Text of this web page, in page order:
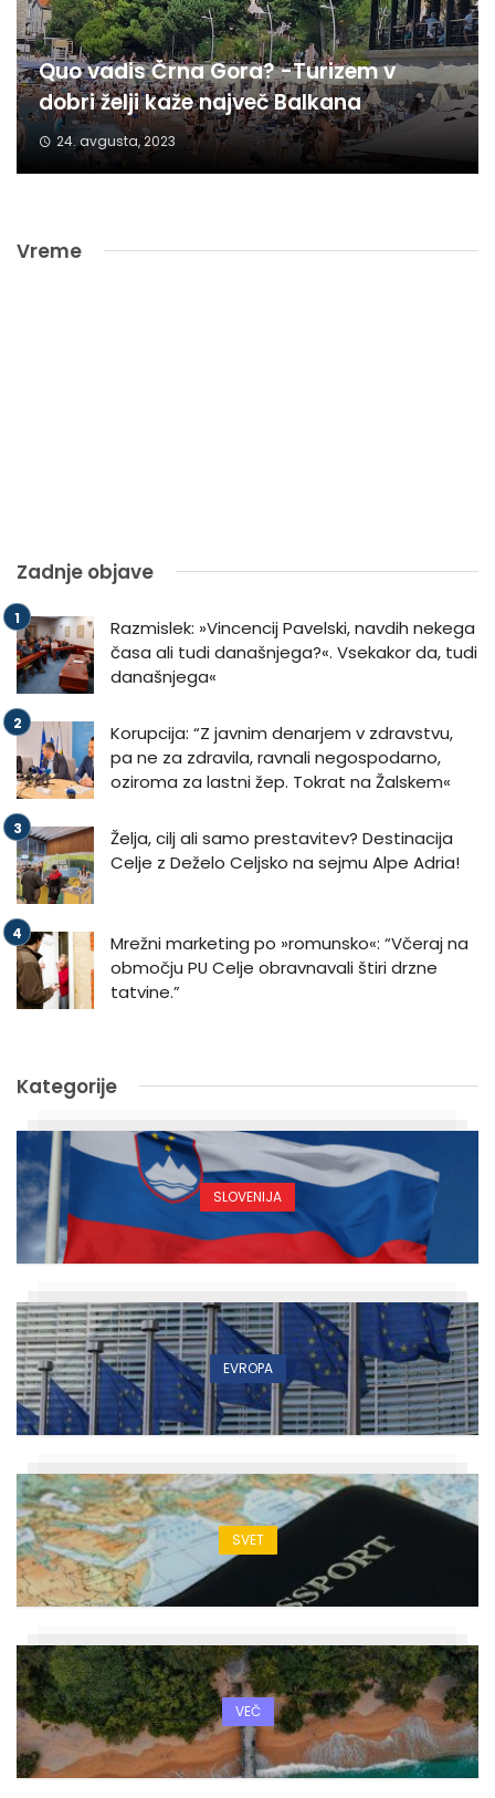
Quo vadis Črna Gora? -Turizem v
dobri želji kaže največ Balkana
24. avgusta, 2023
Vreme
Zadnje objave
Razmislek: »Vincencij Pavelski, navdih nekega
časa ali tudi današnjega?«. Vsekakor da, tudi
današnjega«
Korupcija: “Z javnim denarjem v zdravstvu,
pa ne za zdravila, ravnali negospodarno,
oziroma za lastni žep. Tokrat na Žalskem«
Želja, cilj ali samo prestavitev? Destinacija
Celje z Deželo Celjsko na sejmu Alpe Adria!
Mrežni marketing po »romunsko«: “Včeraj na
območju PU Celje obravnavali štiri drzne
tatvine.”
Kategorije
SLOVENIJA
EVROPA
SVET
VEČ